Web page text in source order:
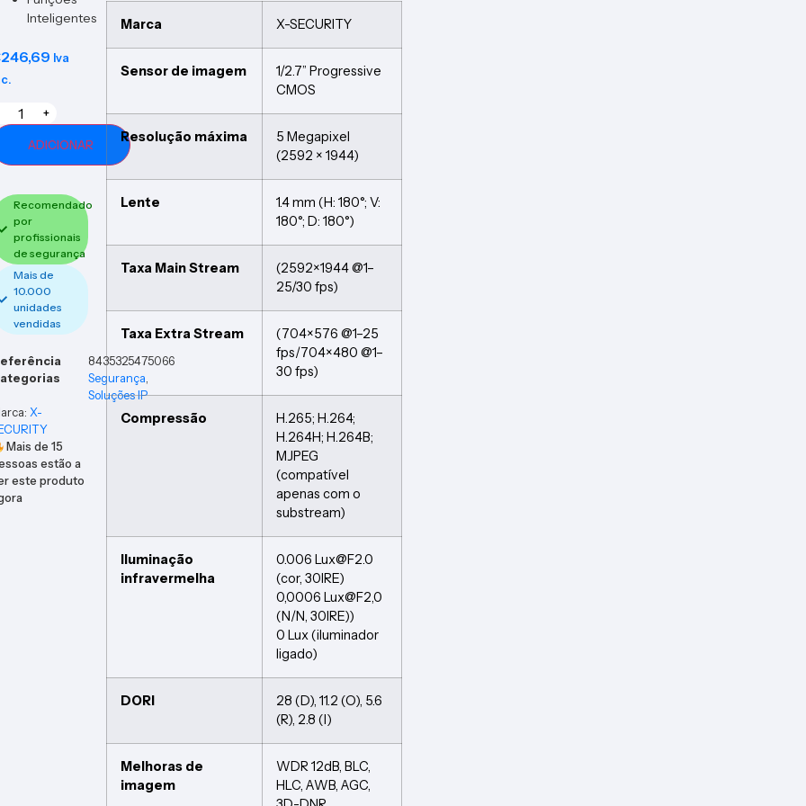
Inteligentes
246,69 Iva
+
ADICIONAR
Recomendado
por
profissionais
de segurança
Mais de
10.000
unidades
vendidas
8435325475066
Segurança,
Soluções IP
X-
Mais de15
estão a
este produto
Marca X-SECURITY
Sensor de imagem
1/2.7” Progressive
CMOS
Resolução máxima
5 Megapixel
(2592 × 1944)
Lente
1.4 mm (H: 180°; V:
180°; D: 180°)
Taxa Main Stream
(2592×1944 @1–
25/30 fps)
Taxa Extra Stream
(704×576 @1–25
fps/704×480 @1–
30 fps)
Compressão
H.265; H.264;
H.264H; H.264B;
MJPEG
(compatível
apenas com o
substream)
Iluminação
infravermelha
0.006 Lux@F2.0
(cor, 30IRE)
0,0006 Lux@F2,0
(N/N, 30IRE))
0 Lux (iluminador
ligado)
DORI
28 (D), 11.2 (O), 5.6
(R), 2.8 (I)
Melhoras de
imagem
WDR 12dB, BLC,
HLC, AWB, AGC,